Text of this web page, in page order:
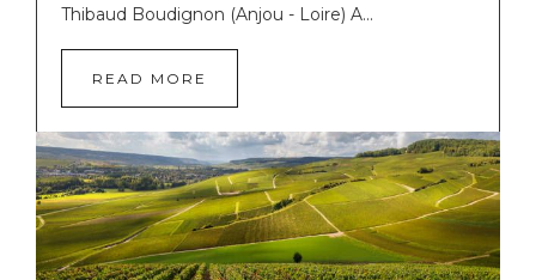
Thibaud Boudignon (Anjou - Loire) A...
READ MORE